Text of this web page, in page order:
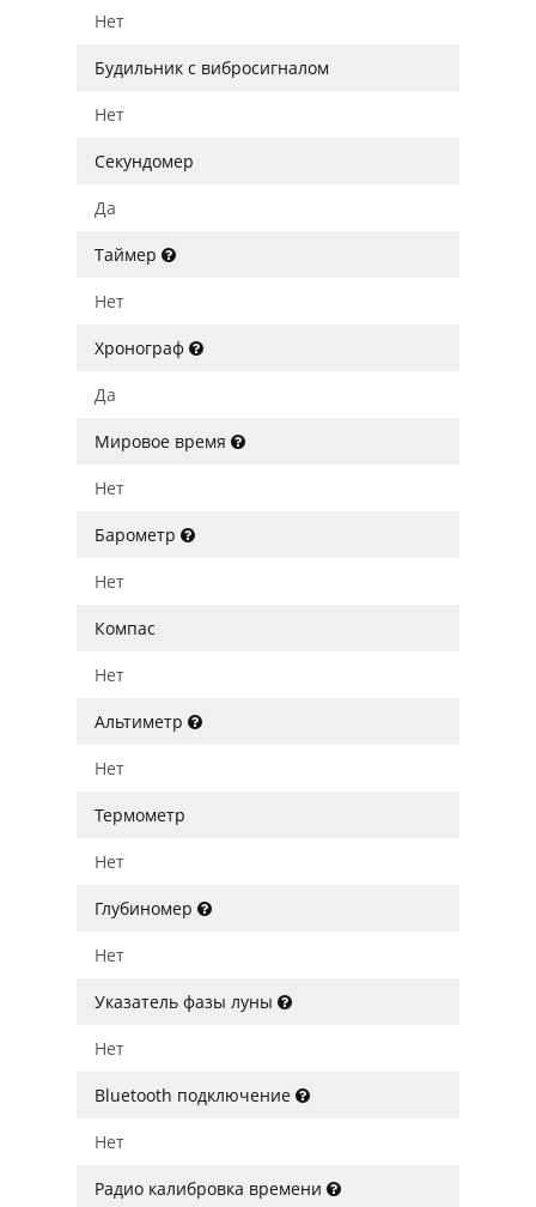
Нет
Будильник с вибросигналом
Нет
Секундомер
Да
Таймер
Нет
Хронограф
Да
Мировое время
Нет
Барометр
Нет
Компас
Нет
Альтиметр
Нет
Термометр
Нет
Глубиномер
Нет
Указатель фазы луны
Нет
Bluetooth подключение
Нет
Радио калибровка времени